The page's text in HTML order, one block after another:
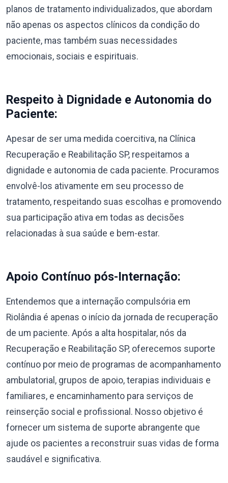
planos de tratamento individualizados, que abordam
não apenas os aspectos clínicos da condição do
paciente, mas também suas necessidades
emocionais, sociais e espirituais.
Respeito à Dignidade e Autonomia do
Paciente:
Apesar de ser uma medida coercitiva, na Clínica
Recuperação e Reabilitação SP, respeitamos a
dignidade e autonomia de cada paciente. Procuramos
envolvê-los ativamente em seu processo de
tratamento, respeitando suas escolhas e promovendo
sua participação ativa em todas as decisões
relacionadas à sua saúde e bem-estar.
Apoio Contínuo pós-Internação:
Entendemos que a internação compulsória em
Riolândia é apenas o início da jornada de recuperação
de um paciente. Após a alta hospitalar, nós da
Recuperação e Reabilitação SP, oferecemos suporte
contínuo por meio de programas de acompanhamento
ambulatorial, grupos de apoio, terapias individuais e
familiares, e encaminhamento para serviços de
reinserção social e profissional. Nosso objetivo é
fornecer um sistema de suporte abrangente que
ajude os pacientes a reconstruir suas vidas de forma
saudável e significativa.